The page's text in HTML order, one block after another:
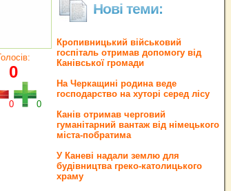
0
0 0
Нові теми:
Кропивницький військовий
госпіталь отримав допомогу від
Канівської громади
На Черкащині родина веде
господарство на хуторі серед лісу
Канів отримав черговий
гуманітарний вантаж від німецького
міста-побратима
У Каневі надали землю для
будівництва греко‐католицького
храму